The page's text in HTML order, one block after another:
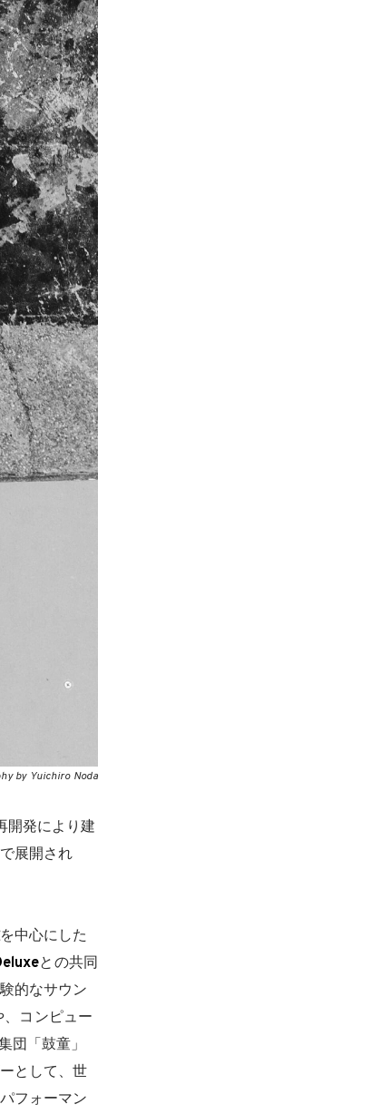
by Yuichiro Noda
開発により建
展開され
を中心にした
との共同
的なサウン
、コンピュー
団「鼓童」
として、世
フォーマン